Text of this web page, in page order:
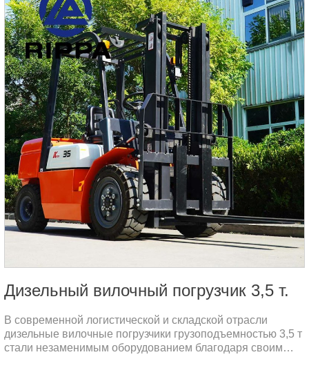
Дизельный вилочный погрузчик 3,5 т.
В современной логистической и складской отрасли
дизельные вилочные погрузчики грузоподъемностью 3,5 т
стали незаменимым оборудованием благодаря своим